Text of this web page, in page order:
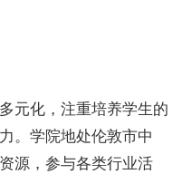
化，注重培养学生的
。学院地处伦敦市中
源，参与各类行业活